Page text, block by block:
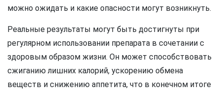
можно ожидать и какие опасности могут возникнуть.
Реальные результаты могут быть достигнуты при
регулярном использовании препарата в сочетании с
здоровым образом жизни. Он может способствовать
сжиганию лишних калорий, ускорению обмена
веществ и снижению аппетита, что в конечном итоге